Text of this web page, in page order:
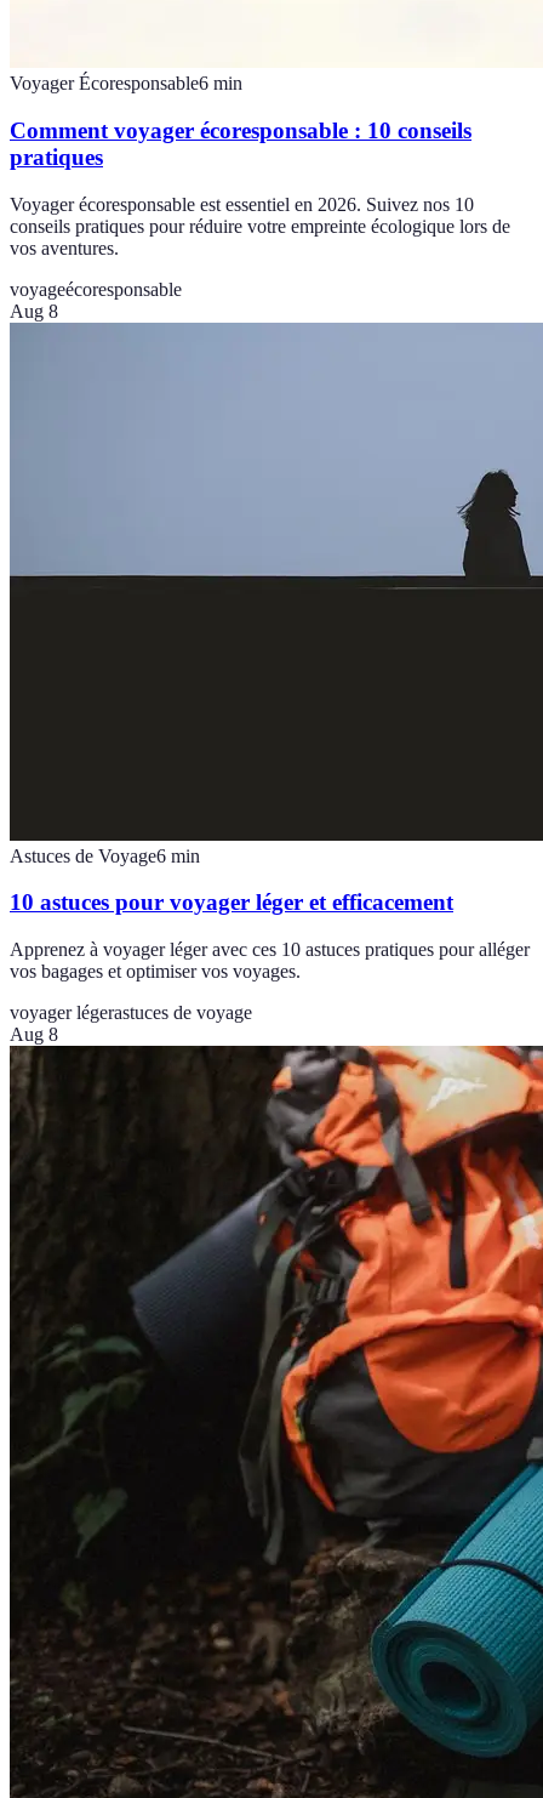
Voyager Écoresponsable6 min
Comment voyager écoresponsable : 10 conseils
pratiques
Voyager écoresponsable est essentiel en 2026. Suivez nos 10
conseils pratiques pour réduire votre empreinte écologique lors de
vos aventures.
voyageécoresponsable
Aug 8
Astuces de Voyage6 min
10 astuces pour voyager léger et efficacement
Apprenez à voyager léger avec ces 10 astuces pratiques pour alléger
vos bagages et optimiser vos voyages.
voyager légerastuces de voyage
Aug 8